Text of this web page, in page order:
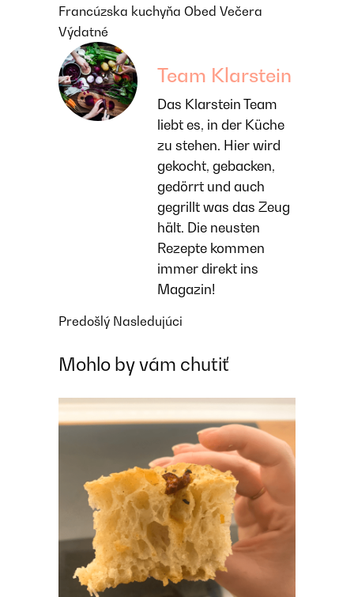
Francúzska kuchyňa Obed Večera
Výdatné
Team Klarstein
Das Klarstein Team
liebt es, in der Küche
zu stehen. Hier wird
gekocht, gebacken,
gedörrt und auch
gegrillt was das Zeug
hält. Die neusten
Rezepte kommen
immer direkt ins
Magazin!
Predošlý Nasledujúci
Mohlo by vám chutiť